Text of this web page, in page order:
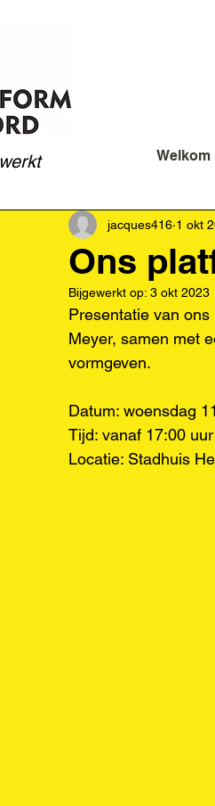
werkt Welkom
Ons
jacques416 1 okt
Bijgewerkt op: 3 okt 2023
Presentatie van
Meyer, samen met
vormgeven.
Datum: woensdag
Tijd: vanaf 17:00 uur
Locatie: Stadhuis